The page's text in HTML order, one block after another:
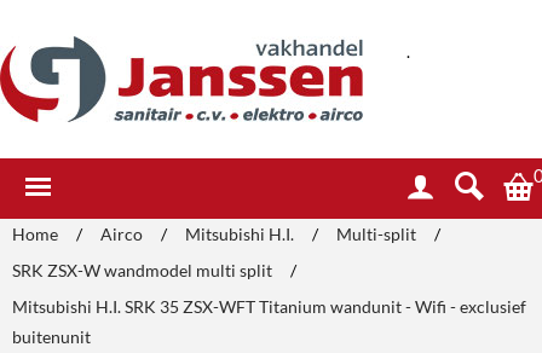
.
Home / Airco / Mitsubishi H.I. / Multi-split
/
SRK ZSX-W wandmodel multi split
/
Mitsubishi H.I. SRK 35 ZSX-WFT Titanium wandunit - Wifi - exclusief
buitenunit